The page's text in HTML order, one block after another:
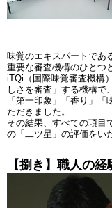
味覚のエキスパートであ
重要な審査機構のひとつ
iTQi（国際味覚審査機構
しさを審査」する機構で、
「第一印象」「香り」
ただきました。
その結果、すべての項目
の「二ツ星」の評価をい
【捌き】職人の